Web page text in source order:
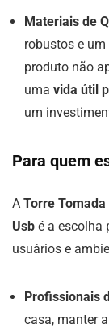
Materiais de
robustos e
produto não
uma vida útil
um
Para quem
A Torre
Usb é a escolha
usuários e
Profissionais
casa, manter